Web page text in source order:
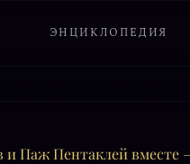
ЭНЦИКЛОПЕДИЯ
и Паж Пентаклей вместе